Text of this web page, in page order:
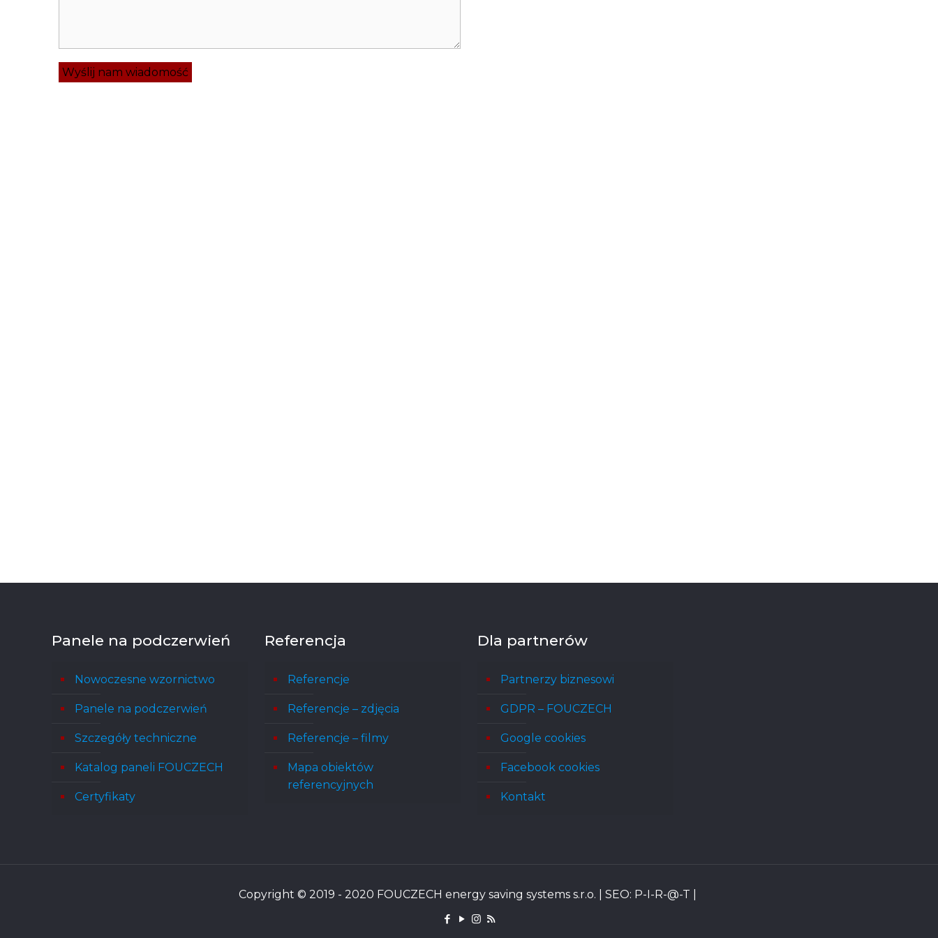
Panele na podczerwień
Nowoczesne wzornictwo
Panele na podczerwień
Szczegóły techniczne
Katalog paneli FOUCZECH
Certyfikaty
Referencja
Referencje
Referencje – zdjęcia
Referencje – filmy
Mapa obiektów
referencyjnych
Dla partnerów
Partnerzy biznesowi
GDPR – FOUCZECH
Google cookies
Facebook cookies
Kontakt
Copyright © 2019 - 2020 FOUCZECH energy saving systems s.r.o. | SEO: P-I-R-@-T |